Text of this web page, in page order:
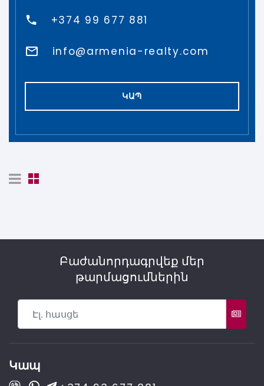
+374 99 677 881
info@armenia-realty.com
ԿԱՊ
Բաժանորդագրվեք մեր
թարմացումներին
Կապ